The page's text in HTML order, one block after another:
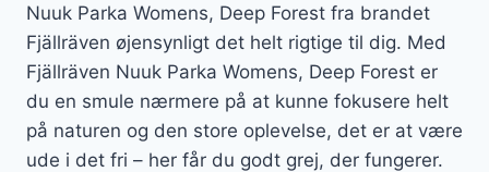
Nuuk Parka Womens, Deep Forest fra brandet
Fjällräven øjensynligt det helt rigtige til dig. Med
Fjällräven Nuuk Parka Womens, Deep Forest er
du en smule nærmere på at kunne fokusere helt
på naturen og den store oplevelse, det er at være
ude i det fri – her får du godt grej, der fungerer.